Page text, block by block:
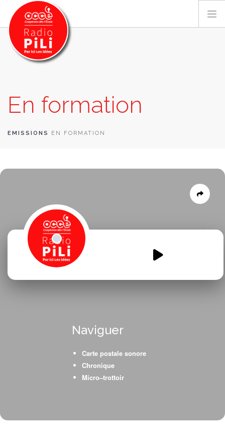
GRILLE DES PROGRAMMES
EMISSIONS / PODCASTS
CONTACT
En formation
EMISSIONS EN FORMATION
En-formation.mp3
Naviguer
Carte postale sonore
Chronique
Micro–trottoir